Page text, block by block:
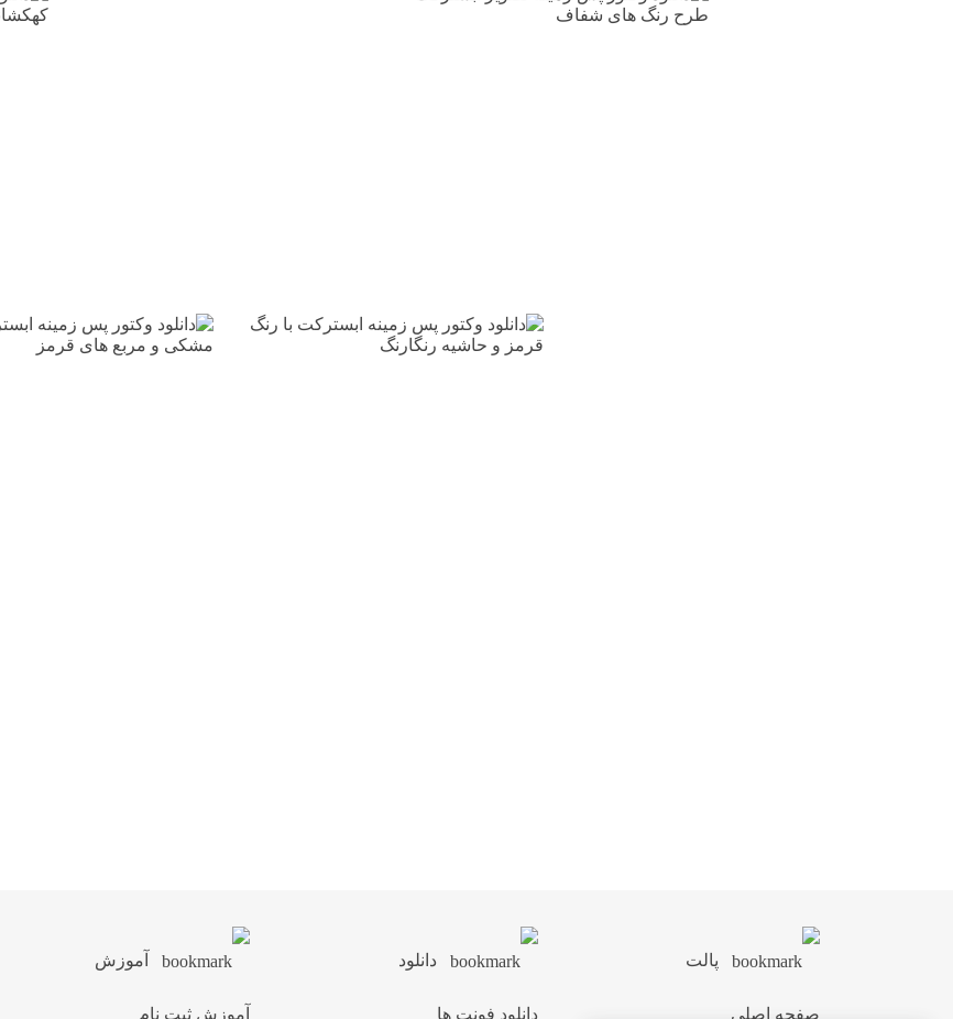
پالت
صفحه اصلی
دانلود
دانلود فونت ها
آموزش
آموزش ثبت نام